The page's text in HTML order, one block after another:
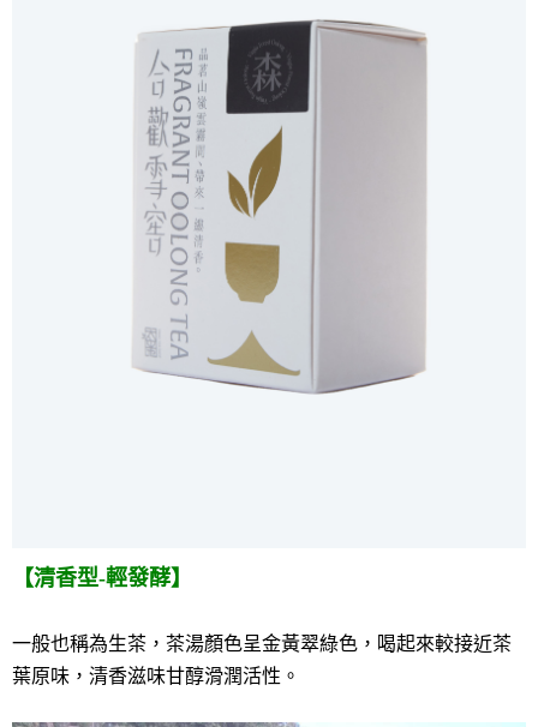
【清香型-輕發酵】
一般也稱為生茶，茶湯顏色呈金黃翠綠色，喝起來較接近茶
葉原味，清香滋味甘醇滑潤活性。